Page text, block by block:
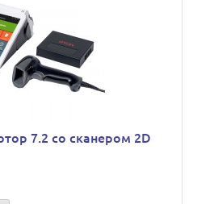
7.2 со сканером 2D